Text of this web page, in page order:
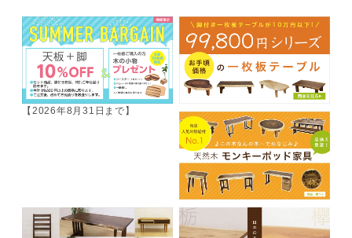
【2026年8月31日まで】